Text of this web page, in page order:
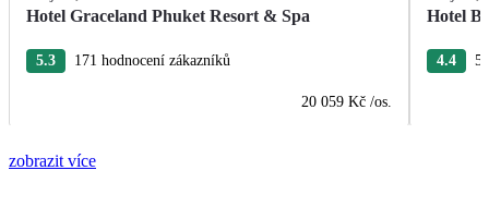
Hotel Graceland Phuket Resort & Spa
5.3 171 hodnocení zákazníků
20 059 Kč /os.
Hotel
4.4 5
zobrazit více